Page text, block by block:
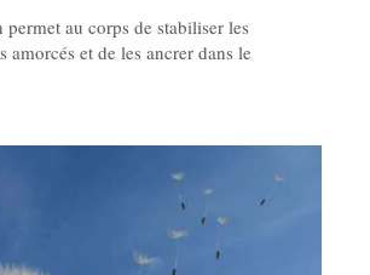
au corps de stabiliser les
amorcés et de les ancrer dans le